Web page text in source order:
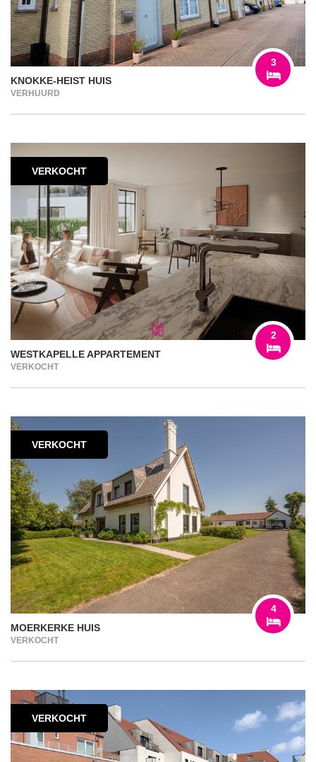
KNOKKE-HEIST HUIS
VERHUURD
3
VERKOCHT
WESTKAPELLE APPARTEMENT
VERKOCHT
2
VERKOCHT
MOERKERKE HUIS
VERKOCHT
4
VERKOCHT